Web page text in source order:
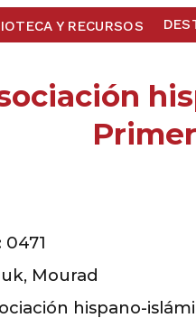
Y RECURSOS
0471
Mourad
hispano-